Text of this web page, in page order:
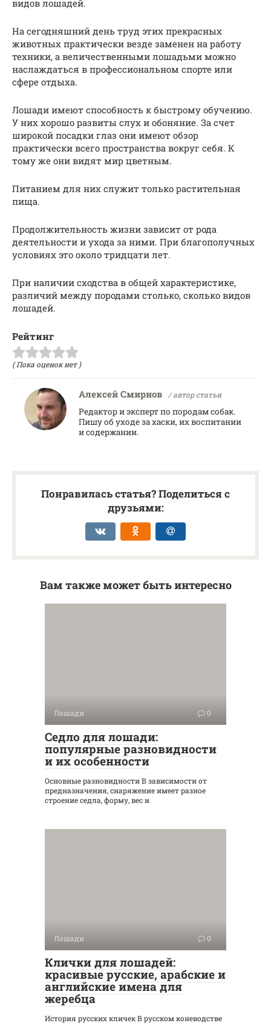
видов лошадей.
На сегодняшний день труд этих прекрасных
животных практически везде заменен на работу
техники, а величественными лошадьми можно
наслаждаться в профессиональном спорте или
сфере отдыха.
Лошади имеют способность к быстрому обучению.
У них хорошо развиты слух и обоняние. За счет
широкой посадки глаз они имеют обзор
практически всего пространства вокруг себя. К
тому же они видят мир цветным.
Питанием для них служит только растительная
пища.
Продолжительность жизни зависит от рода
деятельности и ухода за ними. При благополучных
условиях это около тридцати лет.
При наличии сходства в общей характеристике,
различий между породами столько, сколько видов
лошадей.
Рейтинг
( Пока оценок нет )
Алексей Смирнов / автор статьи
Редактор и эксперт по породам собак.
Пишу об уходе за хаски, их воспитании
и содержании.
Понравилась статья? Поделиться с
друзьями:
Вам также может быть интересно
Лошади 0
Седло для лошади:
популярные разновидности
и их особенности
Основные разновидности В зависимости от
предназначения, снаряжение имеет разное
строение седла, форму, вес и
Лошади 0
Клички для лошадей:
красивые русские, арабские и
английские имена для
жеребца
История русских кличек В русском коневодстве